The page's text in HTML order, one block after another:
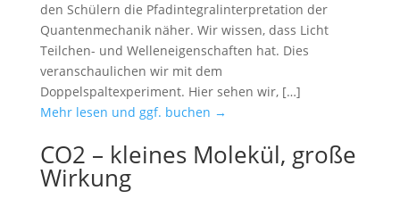
den Schülern die Pfadintegralinterpretation der
Quantenmechanik näher. Wir wissen, dass Licht
Teilchen- und Welleneigenschaften hat. Dies
veranschaulichen wir mit dem
Doppelspaltexperiment. Hier sehen wir, […]
Mehr lesen und ggf. buchen →
CO2 – kleines Molekül, große
Wirkung